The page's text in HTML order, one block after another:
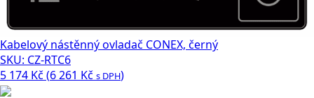
Kabelový nástěnný ovladač CONEX, černý
SKU: CZ-RTC6
5 174 Kč (6 261 Kč s DPH)